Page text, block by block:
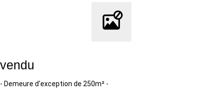
vendu
- Demeure d'exception de 250m² -